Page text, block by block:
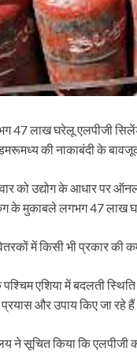
47 लाख घरेलू एलपीजी
की नाकाबंदी के बावजूद
को उद्योग के आधार पर
के मुकाबले लगभग 47 लाख
में किसी भी प्रकार की
एशिया में बदलती
और उपाय किए जा रहे
ने सूचित किया कि एलपीजी